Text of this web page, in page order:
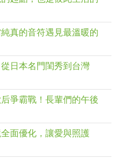
真的音符遇見最溫暖的
日本名門閨秀到台灣
爭霸戰！長輩們的午後
面優化，讓愛與照護